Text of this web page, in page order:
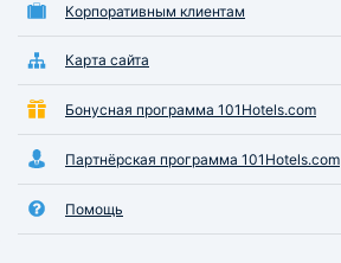
Корпоративным клиентам
Карта сайта
Бонусная программа 101Hotels.com
Партнёрская программа 101Hotels.com
Помощь